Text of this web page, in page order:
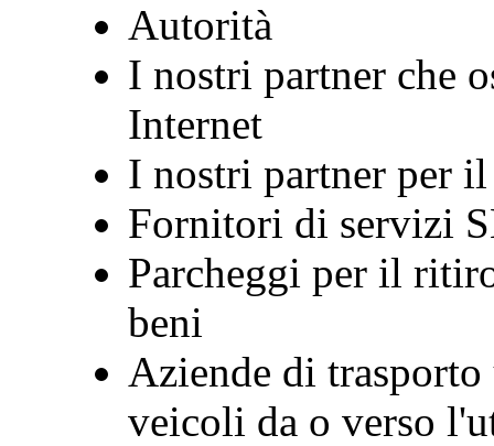
Autorità
I nostri partner che
Internet
I nostri partner per
Fornitori di servizi
Parcheggi per il
beni
Aziende di
veicoli da o verso